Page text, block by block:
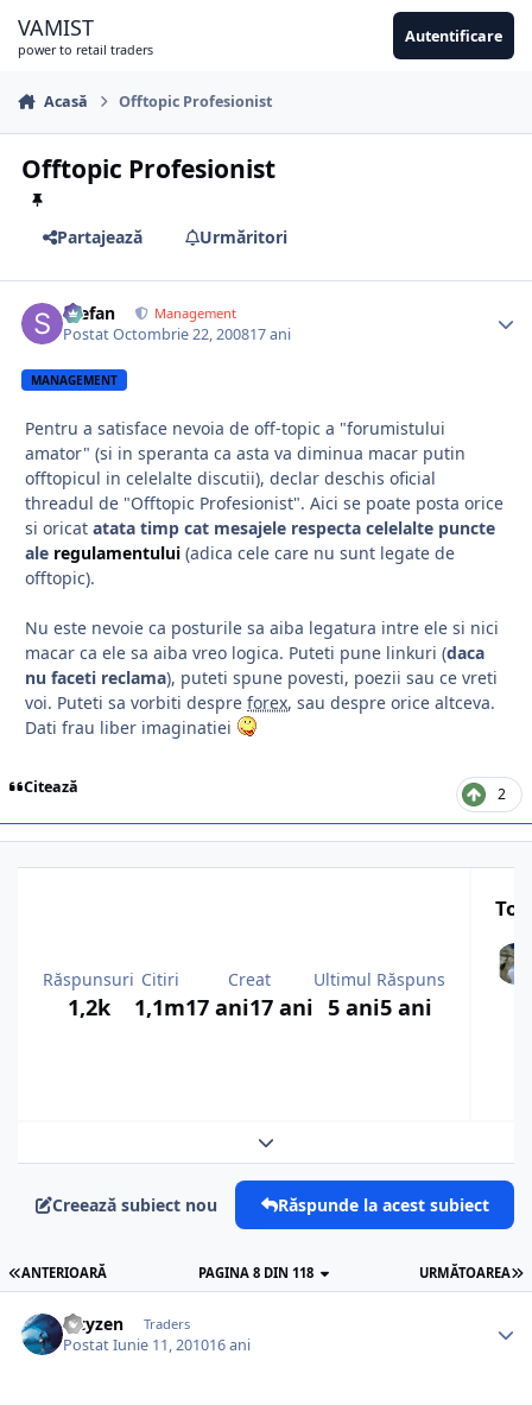
VAMIST
power to retail traders
Autentificare
Acasă Offtopic Profesionist
Offtopic Profesionist
Partajează Urmăritori
Stefan Management
PostatOctombrie 22, 200817 ani
MANAGEMENT
Pentru a satisface nevoia de off-topic a "forumistului
amator" (si in speranta ca asta va diminua macar putin
offtopicul in celelalte discutii), declar deschis oficial
threadul de "Offtopic Profesionist". Aici se poate posta orice
si oricat atata timp cat mesajele respecta celelalte puncte
ale regulamentului (adica cele care nu sunt legate de
offtopic).
Nu este nevoie ca posturile sa aiba legatura intre ele si nici
macar ca ele sa aiba vreo logica. Puteti pune linkuri (daca
nu faceti reclama), puteti spune povesti, poezii sau ce vreti
voi. Puteti sa vorbiti despre forex, sau despre orice altceva.
Dati frau liber imaginatiei
Citează 2
Răspunsuri
1,2k
Citiri
1,1m
Creat
17 ani17 ani
Ultimul Răspuns
5 ani5 ani
Expand topic overview
Creează subiect nou Răspunde la acest subiect
ANTERIOARĂ URMĂTOAREA
PAGINA 8 DIN 118
Cityzen Traders
PostatIunie 11, 201016 ani